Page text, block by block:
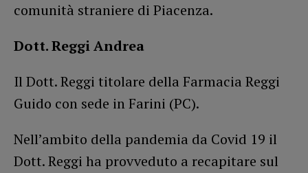
comunità straniere di Piacenza.
Dott. Reggi Andrea
Il Dott. Reggi titolare della Farmacia Reggi
Guido con sede in Farini (PC).
Nell’ambito della pandemia da Covid 19 il
Dott. Reggi ha provveduto a recapitare sul